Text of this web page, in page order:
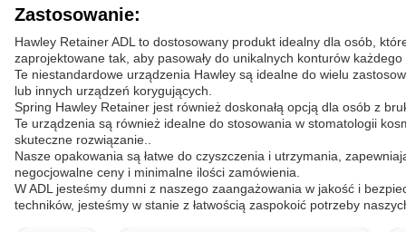
Zastosowanie:
Hawley Retainer ADL to dostosowany produkt idealny dla osób,
zaprojektowane tak, aby pasowały do unikalnych konturów
Te niestandardowe urządzenia Hawley są idealne do wielu
lub innych urządzeń korygujących.
Spring Hawley Retainer jest również doskonałą opcją dla osób z
Te urządzenia są również idealne do stosowania w stomatologii
skuteczne rozwiązanie..
Nasze opakowania są łatwe do czyszczenia i utrzymania,
negocjowalne ceny i minimalne ilości zamówienia.
W ADL jesteśmy dumni z naszego zaangażowania w jakość i
techników, jesteśmy w stanie z łatwością zaspokoić potrzeby